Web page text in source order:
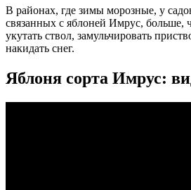
В районах, где зимы морозные, у
связанных с яблоней Имрус,
укутать ствол, замульчировать
накидать снег.
Яблоня сорта Имрус: